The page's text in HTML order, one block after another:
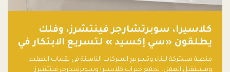
كلاسيرا، سوبرتشارجر فينتشرز، وفلك
يطلقون «سي إكسيد » لتسريع الابتكار في
تقنيات التعليم ومستقبل العمل
منصة مشتركة لبناء وتسريع الشركات الناشئة في تقنيات التعليم
ومستقبل العمل، تجمع خبرات كلاسيرا وسوبرتشارجر فينتشرز